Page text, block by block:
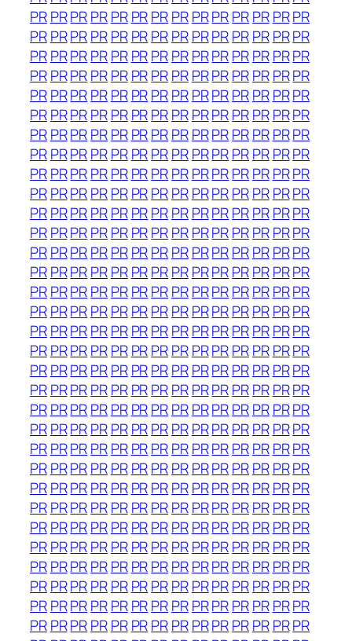
PRPRPRPRPR PRPRPRPRPRPRPR PRPR
PRPRPRPRPR PRPRPRPRPRPRPR PRPR
PRPRPRPRPR PRPRPRPRPRPRPR PRPR
PRPRPRPRPR PRPRPRPRPRPRPR PRPR
PRPRPRPRPR PRPRPRPRPRPRPR PRPR
PRPRPRPRPR PRPRPRPRPRPRPR PRPR
PRPRPRPRPR PRPRPRPRPRPRPR PRPR
PRPRPRPRPR PRPRPRPRPRPRPR PRPR
PRPRPRPRPR PRPRPRPRPRPRPR PRPR
PRPRPRPRPR PRPRPRPRPRPRPR PRPR
PRPRPRPRPR PRPRPRPRPRPRPR PRPR
PRPRPRPRPR PRPRPRPRPRPRPR PRPR
PRPRPRPRPR PRPRPRPRPRPRPR PRPR
PRPRPRPRPR PRPRPRPRPRPRPR PRPR
PRPRPRPRPR PRPRPRPRPRPRPR PRPR
PRPRPRPRPR PRPRPRPRPRPRPR PRPR
PRPRPRPRPR PRPRPRPRPRPRPR PRPR
PRPRPRPRPR PRPRPRPRPRPRPR PRPR
PRPRPRPRPR PRPRPRPRPRPRPR PRPR
PRPRPRPRPR PRPRPRPRPRPRPR PRPR
PRPRPRPRPR PRPRPRPRPRPRPR PRPR
PRPRPRPRPR PRPRPRPRPRPRPR PRPR
PRPRPRPRPR PRPRPRPRPRPRPR PRPR
PRPRPRPRPR PRPRPRPRPRPRPR PRPR
PRPRPRPRPR PRPRPRPRPRPRPR PRPR
PRPRPRPRPR PRPRPRPRPRPRPR PRPR
PRPRPRPRPR PRPRPRPRPRPRPR PRPR
PRPRPRPRPR PRPRPRPRPRPRPR PRPR
PRPRPRPRPR PRPRPRPRPRPRPR PRPR
PRPRPRPRPR PRPRPRPRPRPRPR PRPR
PRPRPRPRPR PRPRPRPRPRPRPR PRPR
PRPRPRPRPR PRPRPRPRPRPRPR PRPR